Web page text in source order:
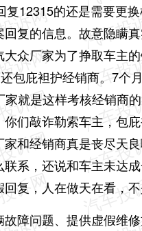
12315的还是需要更
复的信息。故意隐瞒
众厂家为了挣取车主
包庇袒护经销商。7个
就是这样考核经销商
们敲诈勒索车主，包
和经销商真是丧尽天
系，还说和车主未达
复，人在做天在看，不
障问题、提供虚假维